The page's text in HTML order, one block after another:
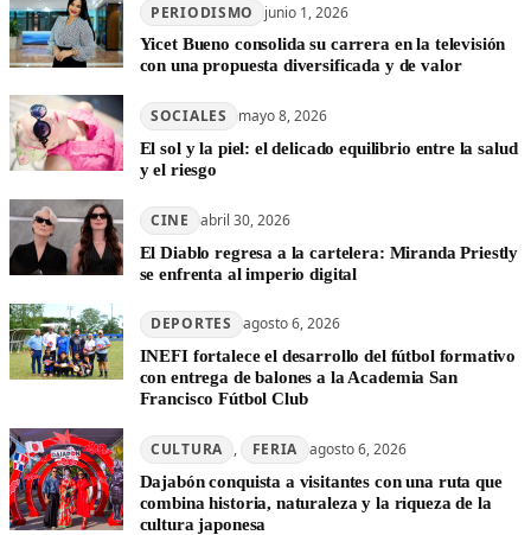
PERIODISMO junio 1, 2026
Yicet Bueno consolida su carrera en la televisión
con una propuesta diversificada y de valor
SOCIALES mayo 8, 2026
El sol y la piel: el delicado equilibrio entre la salud
y el riesgo
CINE abril 30, 2026
El Diablo regresa a la cartelera: Miranda Priestly
se enfrenta al imperio digital
DEPORTES agosto 6, 2026
INEFI fortalece el desarrollo del fútbol formativo
con entrega de balones a la Academia San
Francisco Fútbol Club
CULTURA , FERIA agosto 6, 2026
Dajabón conquista a visitantes con una ruta que
combina historia, naturaleza y la riqueza de la
cultura japonesa